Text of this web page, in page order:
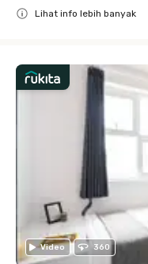
Lihat info lebih banyak
Video 360